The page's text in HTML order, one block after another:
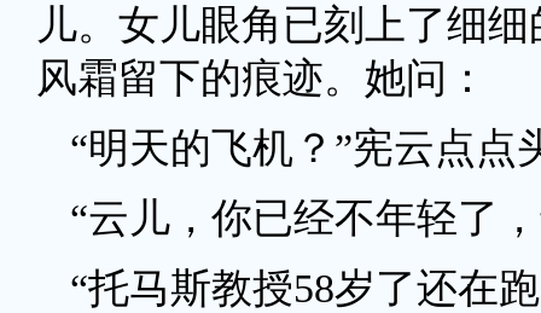
儿。女儿眼角已刻上了细
风霜留下的痕迹。她问：
“明天的飞机？”宪云点
“云儿，你已经不年轻了
“托马斯教授58岁了还在